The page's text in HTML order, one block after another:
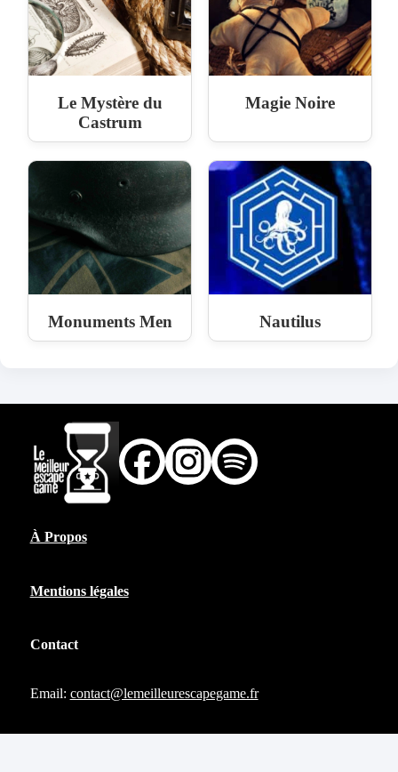
Le Mystère du
Castrum
Magie Noire
Monuments Men Nautilus
À Propos
Mentions légales
Contact
Email: contact@lemeilleurescapegame.fr